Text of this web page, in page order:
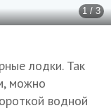
1 / 3
лодки. Так
можно
водной